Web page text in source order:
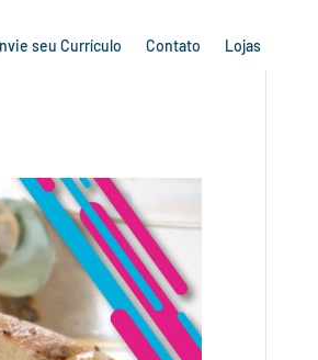
seu Currículo Contato Lojas